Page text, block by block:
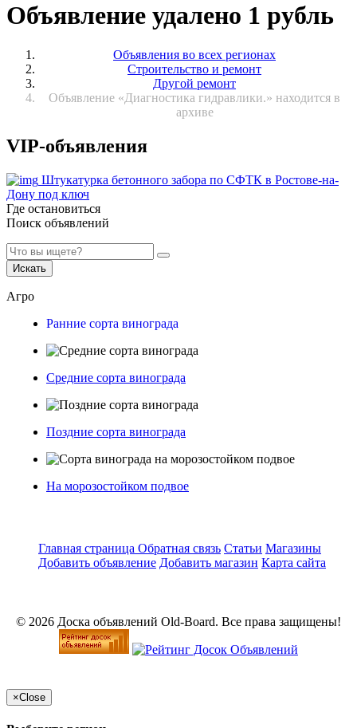
Объявление удалено 1 рубль
Объявления во всех регионах
Строительство и ремонт
Другой ремонт
Объявление «Диагностика гидравлики.» находится в
архиве
VIP-объявления
Штукатурка бетонного забора по СФТК в Ростове-на-
Дону под ключ
Где остановиться
Поиск объявлений
Искать
Агро
Ранние сорта винограда
Средние сорта винограда
Поздние сорта винограда
На морозостойком подвое
Главная страница Обратная связь Статьи Магазины
Добавить объявление Добавить магазин Карта сайта
© 2026 Доска объявлений Old-Board. Все права защищены!
×Close